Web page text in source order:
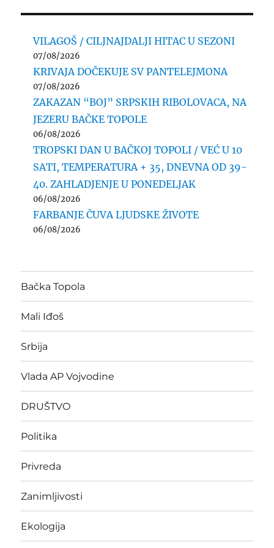
VILAGOŠ / CILJNAJDALJI HITAC U SEZONI
07/08/2026
KRIVAJA DOČEKUJE SV PANTELEJMONA
07/08/2026
ZAKAZAN “BOJ” SRPSKIH RIBOLOVACA, NA
JEZERU BAČKE TOPOLE
06/08/2026
TROPSKI DAN U BAČKOJ TOPOLI / VEĆ U 10
SATI, TEMPERATURA + 35, DNEVNA OD 39-
40. ZAHLADJENJE U PONEDELJAK
06/08/2026
FARBANJE ČUVA LJUDSKE ŽIVOTE
06/08/2026
Bačka Topola
Mali Iđoš
Srbija
Vlada AP Vojvodine
DRUŠTVO
Politika
Privreda
Zanimljivosti
Ekologija